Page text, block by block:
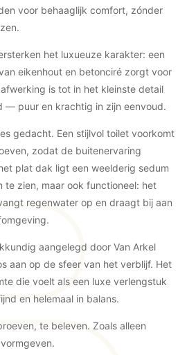
vloeren
voor behaaglijk comfort, zónder
het luxueuze karakter: een
eikenhout en betonciré zorgt voor
is tot in het kleinste detail
— puur en krachtig in zijn eenvoud.
gedacht. Een stijlvol toilet voorkomt
zodat de buitenervaring
plat dak ligt een weelderig sedum
zien, maar ook functioneel: het
regenwater op en draagt bij aan
aangelegd door Van Arkel
aan op de sfeer van het verblijf. Het
die voelt als een luxe verlengstuk
en helemaal in balans.
te beleven. Zoals alleen